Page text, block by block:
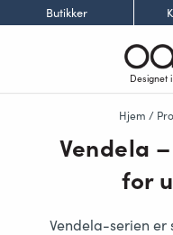
Butikker
Designet
Hjem /
Vendela
for
Vendela-serien er